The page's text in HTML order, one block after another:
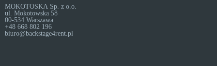
MOKOTOSKA Sp. z o.o.
ul. Mokotowska 58
00-534 Warszawa
+48 668 802 196
biuro@backstage4rent.pl